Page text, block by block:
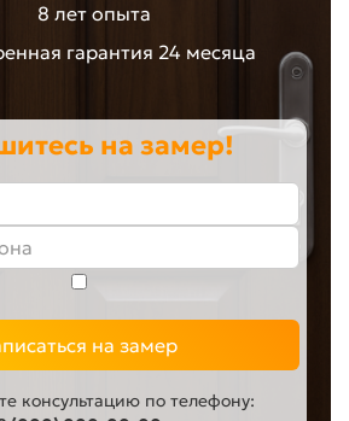
8 лет опыта
гарантия 24 месяца
на замер!
на замер
консультацию по телефону: